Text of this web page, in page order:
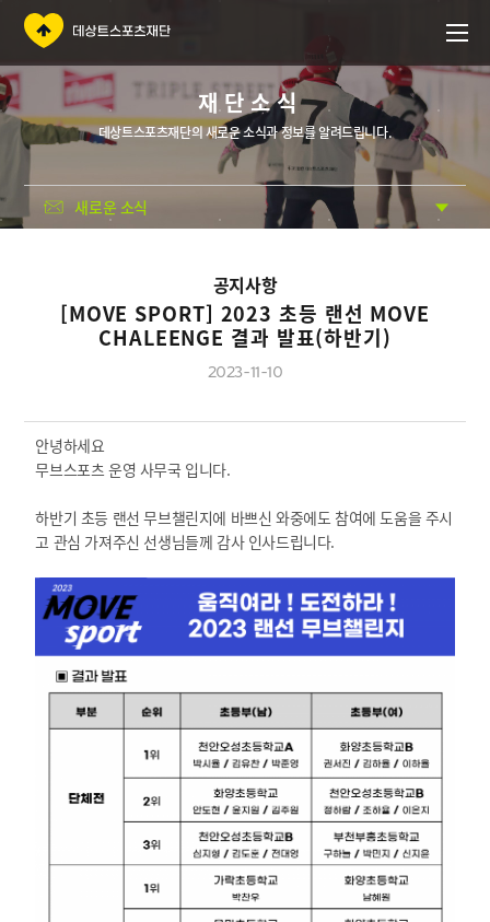
재단소식
데상트스포츠재단의 새로운 소식과 정보를 알려드립니다.
새로운 소식
공지사항
[MOVE SPORT] 2023 초등 랜선 MOVE
CHALEENGE 결과 발표(하반기)
2023-11-10
안녕하세요
무브스포츠 운영 사무국 입니다.
하반기 초등 랜선 무브챌린지에 바쁘신 와중에도 참여에 도움을 주시
고 관심 가져주신 선생님들께 감사 인사드립니다.